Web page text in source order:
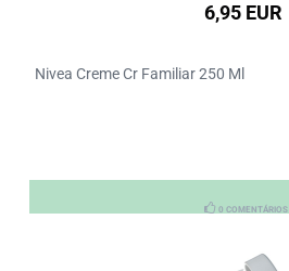
6,95 EUR
Nivea Creme Cr Familiar 250 Ml
0 COMENTÁRIOS